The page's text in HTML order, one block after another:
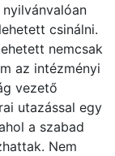
csinálni.
nemcsak
az intézményi
vezető
utazással egy
a szabad
Nem